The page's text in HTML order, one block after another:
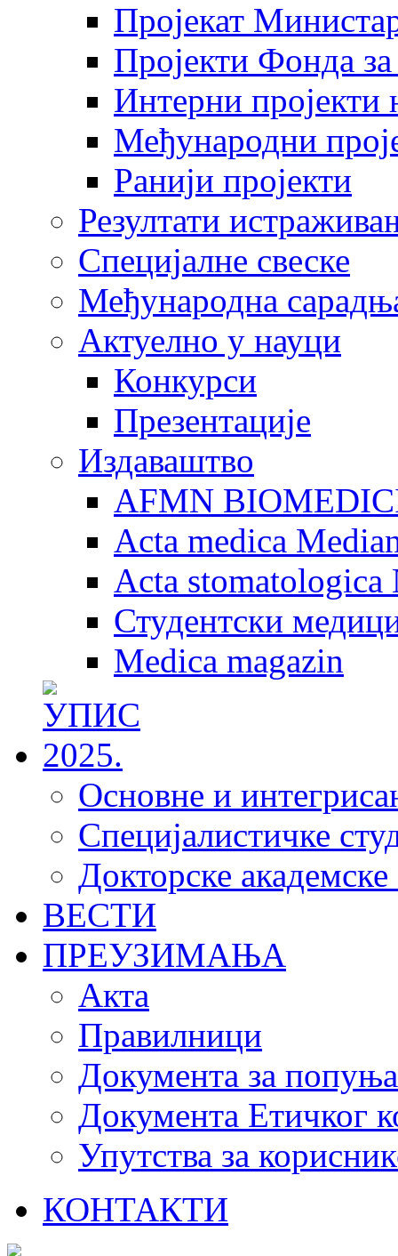
Пројекат
Пројекти Фонда
Интерни пројекти
Међународни
Ранији пројекти
Резултати
Специјалне свеске
Међународна
Актуелно у науци
Конкурси
Презентације
Издаваштво
AFMN
Acta medica
Acta stomatologica
Студентски
Medica magazin
Основне и
Специјалистичке
Докторске академске
ВЕСТИ
ПРЕУЗИМАЊА
Акта
Правилници
Документа за
Документа Етичког
Упутства за
КОНТАКТИ